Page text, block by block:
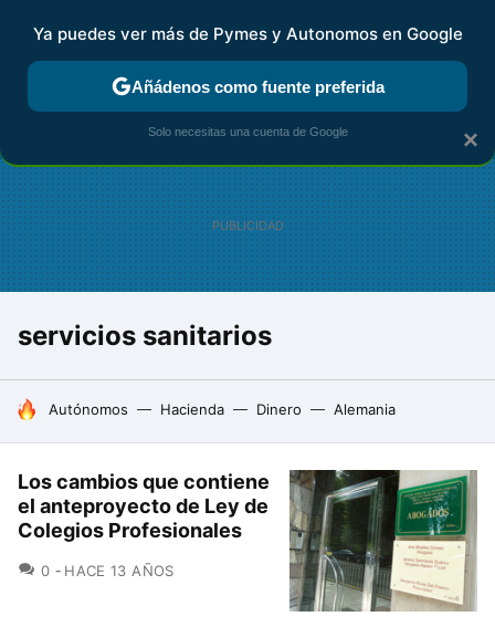
FISCALIDAD Y CONTABILIDAD KIT DIGITAL RENTA
servicios sanitarios
HOY SE HABLA DE
Autónomos Hacienda Dinero Alemania
Los cambios que contiene
el anteproyecto de Ley de
Colegios Profesionales
0 COMENTARIOS
HACE 13 AÑOS
×
Ya puedes ver más de Pymes y Autonomos en Google
Añádenos como fuente preferida
Solo necesitas una cuenta de Google